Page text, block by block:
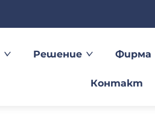
Решение Фирма
Контакт